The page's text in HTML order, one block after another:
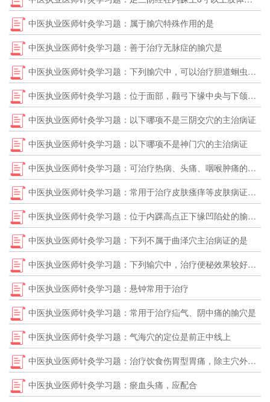
中医执业医师针灸学习题：属于腧穴特殊作用的是
中医执业医师针灸学习题：善于治疗无脉症的腧穴是
中医执业医师针灸学习题：下列腧穴中，可以治疗胆道蛔虫症的是
中医执业医师针灸学习题：位于面部，颧弓下缘中央与下颌切迹之间凹陷中的腧穴是
中医执业医师针灸学习题：以下哪项不是三阴交穴的主治病证
中医执业医师针灸学习题：以下哪项不是神门穴的主治病证
中医执业医师针灸学习题：可治疗热病、头痛、咽喉肿痛的腧穴是
中医执业医师针灸学习题：常用于治疗皮肤瘙痒等皮肤病证的腧穴是
中医执业医师针灸学习题：位于内踝高点正下缘凹陷处的腧穴是
中医执业医师针灸学习题：下列不属于曲泽穴主治病证的是
中医执业医师针灸学习题：下列输穴中，治疗便秘效果较好的是
中医执业医师针灸学习题：悬钟常用于治疗
中医执业医师针灸学习题：常用于治疗疝气、阴中痛的腧穴是
中医执业医师针灸学习题：气海穴的定位是前正中线上
中医执业医师针灸学习题：治疗饮食伤胃型胃痛，除主穴外，还应加用
中医执业医师针灸学习题：瘀血头痛，应配合